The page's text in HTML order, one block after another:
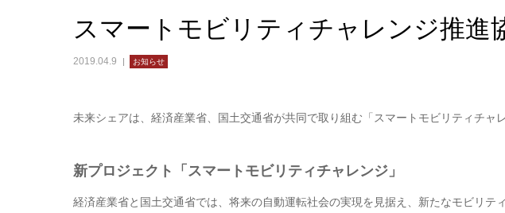
スマートモビリティチャレンジ推進
2019.04.9 お知らせ
未来シェアは、経済産業省、国土交通省が共同で取り組む「スマートモビリティチャ
新プロジェクト「スマートモビリティチャレンジ」
経済産業省と国土交通省では、将来の自動運転社会の実現を見据え、新たなモビリテ